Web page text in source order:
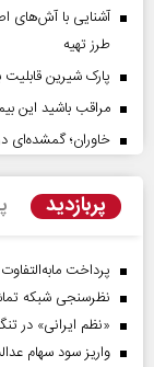
آشنایی با آش‌های
طرز تهیه
پارک شیرین قابلیت‌
مراقب باشید این
خاوران؛ گمشده‌ای
پربازدید
پرداخت
نظرسنجی شبکه
«نظم ایرانی» در